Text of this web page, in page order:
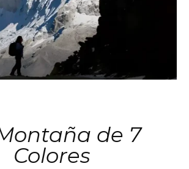
de 7
Colores